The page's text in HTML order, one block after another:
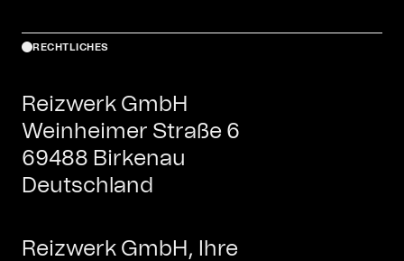
RECHTLICHES
Reizwerk GmbH
Weinheimer Straße 6
69488 Birkenau
Deutschland
Reizwerk GmbH, Ihre